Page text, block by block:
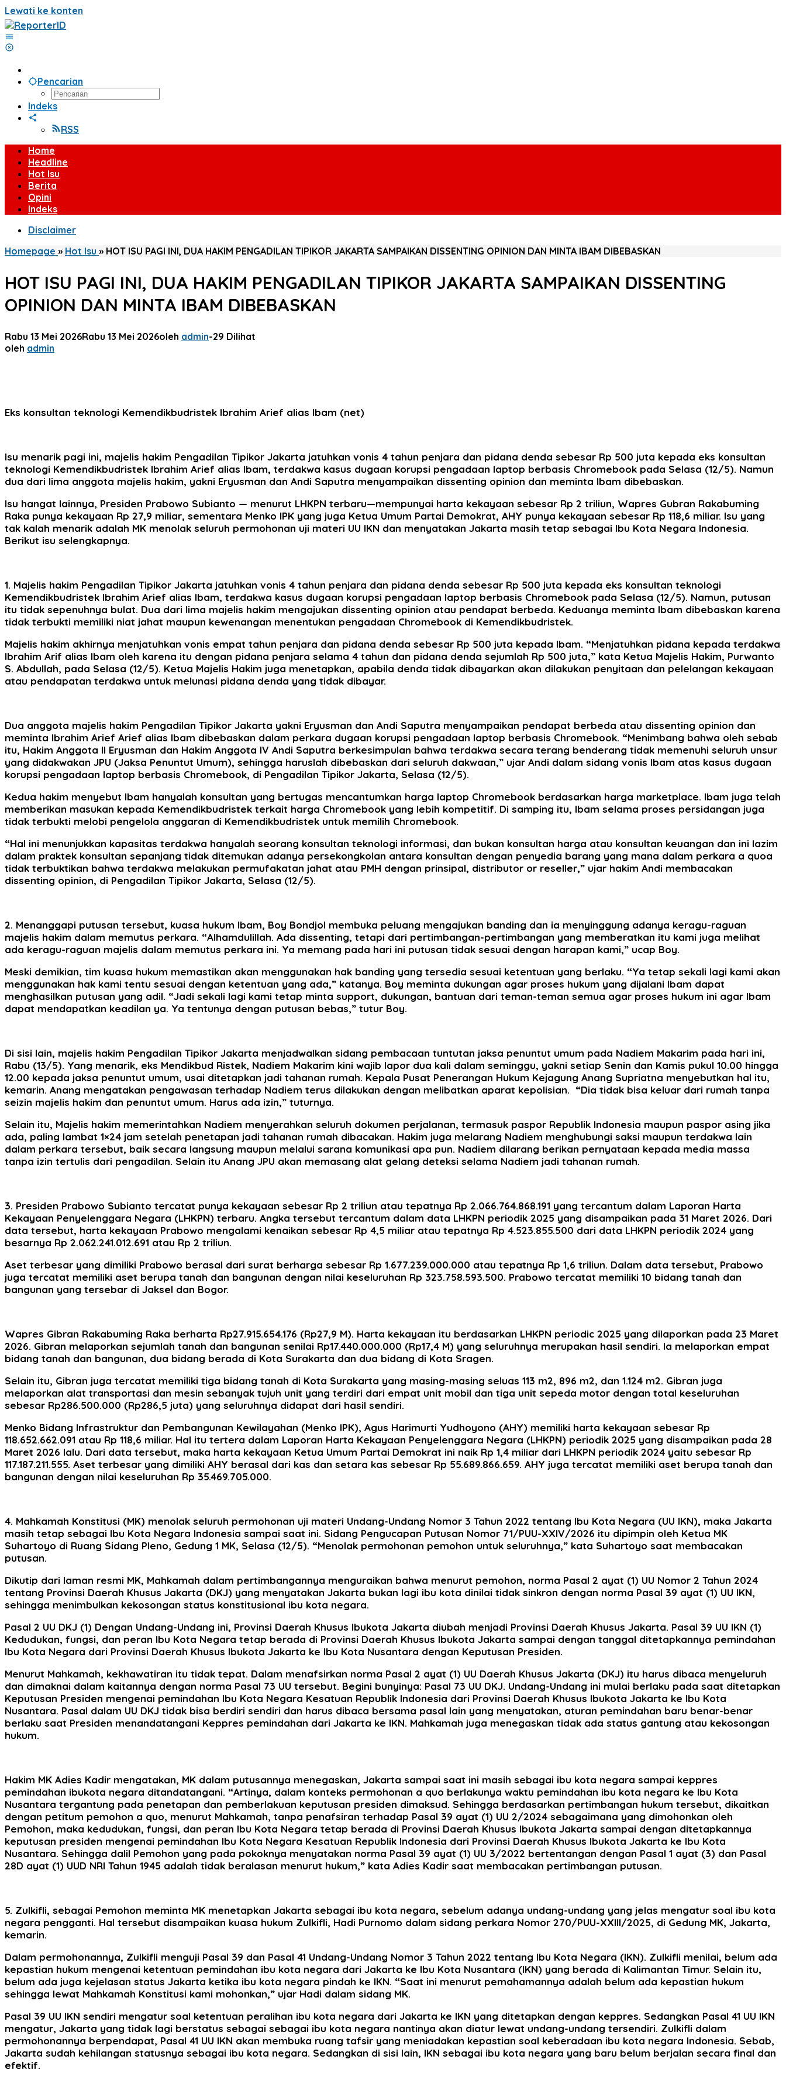
Lewati ke konten
Pencarian
Indeks
RSS
Home
Headline
Hot Isu
Berita
Opini
Indeks
Disclaimer
Homepage » Hot Isu » HOT ISU PAGI INI, DUA HAKIM PENGADILAN TIPIKOR JAKARTA SAMPAIKAN DISSENTING OPINION DAN MINTA IBAM DIBEBASKAN
HOT ISU PAGI INI, DUA HAKIM PENGADILAN TIPIKOR JAKARTA SAMPAIKAN DISSENTING
OPINION DAN MINTA IBAM DIBEBASKAN
Rabu 13 Mei 2026Rabu 13 Mei 2026oleh admin-29 Dilihat
oleh admin
Eks konsultan teknologi Kemendikbudristek Ibrahim Arief alias Ibam (net)
Isu menarik pagi ini, majelis hakim Pengadilan Tipikor Jakarta jatuhkan vonis 4 tahun penjara dan pidana denda sebesar Rp 500 juta kepada eks konsultan
teknologi Kemendikbudristek Ibrahim Arief alias Ibam, terdakwa kasus dugaan korupsi pengadaan laptop berbasis Chromebook pada Selasa (12/5). Namun
dua dari lima anggota majelis hakim, yakni Eryusman dan Andi Saputra menyampaikan dissenting opinion dan meminta Ibam dibebaskan.
Isu hangat lainnya, Presiden Prabowo Subianto — menurut LHKPN terbaru—mempunyai harta kekayaan sebesar Rp 2 triliun, Wapres Gubran Rakabuming
Raka punya kekayaan Rp 27,9 miliar, sementara Menko IPK yang juga Ketua Umum Partai Demokrat, AHY punya kekayaan sebesar Rp 118,6 miliar. Isu yang
tak kalah menarik adalah MK menolak seluruh permohonan uji materi UU IKN dan menyatakan Jakarta masih tetap sebagai Ibu Kota Negara Indonesia.
Berikut isu selengkapnya.
1. Majelis hakim Pengadilan Tipikor Jakarta jatuhkan vonis 4 tahun penjara dan pidana denda sebesar Rp 500 juta kepada eks konsultan teknologi
Kemendikbudristek Ibrahim Arief alias Ibam, terdakwa kasus dugaan korupsi pengadaan laptop berbasis Chromebook pada Selasa (12/5). Namun, putusan
itu tidak sepenuhnya bulat. Dua dari lima majelis hakim mengajukan dissenting opinion atau pendapat berbeda. Keduanya meminta Ibam dibebaskan karena
tidak terbukti memiliki niat jahat maupun kewenangan menentukan pengadaan Chromebook di Kemendikbudristek.
Majelis hakim akhirnya menjatuhkan vonis empat tahun penjara dan pidana denda sebesar Rp 500 juta kepada Ibam. “Menjatuhkan pidana kepada terdakwa
Ibrahim Arif alias Ibam oleh karena itu dengan pidana penjara selama 4 tahun dan pidana denda sejumlah Rp 500 juta,” kata Ketua Majelis Hakim, Purwanto
S. Abdullah, pada Selasa (12/5). Ketua Majelis Hakim juga menetapkan, apabila denda tidak dibayarkan akan dilakukan penyitaan dan pelelangan kekayaan
atau pendapatan terdakwa untuk melunasi pidana denda yang tidak dibayar.
Dua anggota majelis hakim Pengadilan Tipikor Jakarta yakni Eryusman dan Andi Saputra menyampaikan pendapat berbeda atau dissenting opinion dan
meminta Ibrahim Arief Arief alias Ibam dibebaskan dalam perkara dugaan korupsi pengadaan laptop berbasis Chromebook. “Menimbang bahwa oleh sebab
itu, Hakim Anggota II Eryusman dan Hakim Anggota IV Andi Saputra berkesimpulan bahwa terdakwa secara terang benderang tidak memenuhi seluruh unsur
yang didakwakan JPU (Jaksa Penuntut Umum), sehingga haruslah dibebaskan dari seluruh dakwaan,” ujar Andi dalam sidang vonis Ibam atas kasus dugaan
korupsi pengadaan laptop berbasis Chromebook, di Pengadilan Tipikor Jakarta, Selasa (12/5).
Kedua hakim menyebut Ibam hanyalah konsultan yang bertugas mencantumkan harga laptop Chromebook berdasarkan harga marketplace. Ibam juga telah
memberikan masukan kepada Kemendikbudristek terkait harga Chromebook yang lebih kompetitif. Di samping itu, Ibam selama proses persidangan juga
tidak terbukti melobi pengelola anggaran di Kemendikbudristek untuk memilih Chromebook.
“Hal ini menunjukkan kapasitas terdakwa hanyalah seorang konsultan teknologi informasi, dan bukan konsultan harga atau konsultan keuangan dan ini lazim
dalam praktek konsultan sepanjang tidak ditemukan adanya persekongkolan antara konsultan dengan penyedia barang yang mana dalam perkara a quoa
tidak terbuktikan bahwa terdakwa melakukan permufakatan jahat atau PMH dengan prinsipal, distributor or reseller,” ujar hakim Andi membacakan
dissenting opinion, di Pengadilan Tipikor Jakarta, Selasa (12/5).
2. Menanggapi putusan tersebut, kuasa hukum Ibam, Boy Bondjol membuka peluang mengajukan banding dan ia menyinggung adanya keragu-raguan
majelis hakim dalam memutus perkara. “Alhamdulillah. Ada dissenting, tetapi dari pertimbangan-pertimbangan yang memberatkan itu kami juga melihat
ada keragu-raguan majelis dalam memutus perkara ini. Ya memang pada hari ini putusan tidak sesuai dengan harapan kami,” ucap Boy.
Meski demikian, tim kuasa hukum memastikan akan menggunakan hak banding yang tersedia sesuai ketentuan yang berlaku. “Ya tetap sekali lagi kami akan
menggunakan hak kami tentu sesuai dengan ketentuan yang ada,” katanya. Boy meminta dukungan agar proses hukum yang dijalani Ibam dapat
menghasilkan putusan yang adil. “Jadi sekali lagi kami tetap minta support, dukungan, bantuan dari teman-teman semua agar proses hukum ini agar Ibam
dapat mendapatkan keadilan ya. Ya tentunya dengan putusan bebas,” tutur Boy.
Di sisi lain, majelis hakim Pengadilan Tipikor Jakarta menjadwalkan sidang pembacaan tuntutan jaksa penuntut umum pada Nadiem Makarim pada hari ini,
Rabu (13/5). Yang menarik, eks Mendikbud Ristek, Nadiem Makarim kini wajib lapor dua kali dalam seminggu, yakni setiap Senin dan Kamis pukul 10.00 hingga
12.00 kepada jaksa penuntut umum, usai ditetapkan jadi tahanan rumah. Kepala Pusat Penerangan Hukum Kejagung Anang Supriatna menyebutkan hal itu,
kemarin. Anang mengatakan pengawasan terhadap Nadiem terus dilakukan dengan melibatkan aparat kepolisian. “Dia tidak bisa keluar dari rumah tanpa
seizin majelis hakim dan penuntut umum. Harus ada izin,” tuturnya.
Selain itu, Majelis hakim memerintahkan Nadiem menyerahkan seluruh dokumen perjalanan, termasuk paspor Republik Indonesia maupun paspor asing jika
ada, paling lambat 1×24 jam setelah penetapan jadi tahanan rumah dibacakan. Hakim juga melarang Nadiem menghubungi saksi maupun terdakwa lain
dalam perkara tersebut, baik secara langsung maupun melalui sarana komunikasi apa pun. Nadiem dilarang berikan pernyataan kepada media massa
tanpa izin tertulis dari pengadilan. Selain itu Anang JPU akan memasang alat gelang deteksi selama Nadiem jadi tahanan rumah.
3. Presiden Prabowo Subianto tercatat punya kekayaan sebesar Rp 2 triliun atau tepatnya Rp 2.066.764.868.191 yang tercantum dalam Laporan Harta
Kekayaan Penyelenggara Negara (LHKPN) terbaru. Angka tersebut tercantum dalam data LHKPN periodik 2025 yang disampaikan pada 31 Maret 2026. Dari
data tersebut, harta kekayaan Prabowo mengalami kenaikan sebesar Rp 4,5 miliar atau tepatnya Rp 4.523.855.500 dari data LHKPN periodik 2024 yang
besarnya Rp 2.062.241.012.691 atau Rp 2 triliun.
Aset terbesar yang dimiliki Prabowo berasal dari surat berharga sebesar Rp 1.677.239.000.000 atau tepatnya Rp 1,6 triliun. Dalam data tersebut, Prabowo
juga tercatat memiliki aset berupa tanah dan bangunan dengan nilai keseluruhan Rp 323.758.593.500. Prabowo tercatat memiliki 10 bidang tanah dan
bangunan yang tersebar di Jaksel dan Bogor.
Wapres Gibran Rakabuming Raka berharta Rp27.915.654.176 (Rp27,9 M). Harta kekayaan itu berdasarkan LHKPN periodic 2025 yang dilaporkan pada 23 Maret
2026. Gibran melaporkan sejumlah tanah dan bangunan senilai Rp17.440.000.000 (Rp17,4 M) yang seluruhnya merupakan hasil sendiri. Ia melaporkan empat
bidang tanah dan bangunan, dua bidang berada di Kota Surakarta dan dua bidang di Kota Sragen.
Selain itu, Gibran juga tercatat memiliki tiga bidang tanah di Kota Surakarta yang masing-masing seluas 113 m2, 896 m2, dan 1.124 m2. Gibran juga
melaporkan alat transportasi dan mesin sebanyak tujuh unit yang terdiri dari empat unit mobil dan tiga unit sepeda motor dengan total keseluruhan
sebesar Rp286.500.000 (Rp286,5 juta) yang seluruhnya didapat dari hasil sendiri.
Menko Bidang Infrastruktur dan Pembangunan Kewilayahan (Menko IPK), Agus Harimurti Yudhoyono (AHY) memiliki harta kekayaan sebesar Rp
118.652.662.091 atau Rp 118,6 miliar. Hal itu tertera dalam Laporan Harta Kekayaan Penyelenggara Negara (LHKPN) periodik 2025 yang disampaikan pada 28
Maret 2026 lalu. Dari data tersebut, maka harta kekayaan Ketua Umum Partai Demokrat ini naik Rp 1,4 miliar dari LHKPN periodik 2024 yaitu sebesar Rp
117.187.211.555. Aset terbesar yang dimiliki AHY berasal dari kas dan setara kas sebesar Rp 55.689.866.659. AHY juga tercatat memiliki aset berupa tanah dan
bangunan dengan nilai keseluruhan Rp 35.469.705.000.
4. Mahkamah Konstitusi (MK) menolak seluruh permohonan uji materi Undang-Undang Nomor 3 Tahun 2022 tentang Ibu Kota Negara (UU IKN), maka Jakarta
masih tetap sebagai Ibu Kota Negara Indonesia sampai saat ini. Sidang Pengucapan Putusan Nomor 71/PUU-XXIV/2026 itu dipimpin oleh Ketua MK
Suhartoyo di Ruang Sidang Pleno, Gedung 1 MK, Selasa (12/5). “Menolak permohonan pemohon untuk seluruhnya,” kata Suhartoyo saat membacakan
putusan.
Dikutip dari laman resmi MK, Mahkamah dalam pertimbangannya menguraikan bahwa menurut pemohon, norma Pasal 2 ayat (1) UU Nomor 2 Tahun 2024
tentang Provinsi Daerah Khusus Jakarta (DKJ) yang menyatakan Jakarta bukan lagi ibu kota dinilai tidak sinkron dengan norma Pasal 39 ayat (1) UU IKN,
sehingga menimbulkan kekosongan status konstitusional ibu kota negara.
Pasal 2 UU DKJ (1) Dengan Undang-Undang ini, Provinsi Daerah Khusus Ibukota Jakarta diubah menjadi Provinsi Daerah Khusus Jakarta. Pasal 39 UU IKN (1)
Kedudukan, fungsi, dan peran Ibu Kota Negara tetap berada di Provinsi Daerah Khusus Ibukota Jakarta sampai dengan tanggal ditetapkannya pemindahan
Ibu Kota Negara dari Provinsi Daerah Khusus Ibukota Jakarta ke Ibu Kota Nusantara dengan Keputusan Presiden.
Menurut Mahkamah, kekhawatiran itu tidak tepat. Dalam menafsirkan norma Pasal 2 ayat (1) UU Daerah Khusus Jakarta (DKJ) itu harus dibaca menyeluruh
dan dimaknai dalam kaitannya dengan norma Pasal 73 UU tersebut. Begini bunyinya: Pasal 73 UU DKJ. Undang-Undang ini mulai berlaku pada saat ditetapkan
Keputusan Presiden mengenai pemindahan lbu Kota Negara Kesatuan Republik Indonesia dari Provinsi Daerah Khusus Ibukota Jakarta ke Ibu Kota
Nusantara. Pasal dalam UU DKJ tidak bisa berdiri sendiri dan harus dibaca bersama pasal lain yang menyatakan, aturan pemindahan baru benar-benar
berlaku saat Presiden menandatangani Keppres pemindahan dari Jakarta ke IKN. Mahkamah juga menegaskan tidak ada status gantung atau kekosongan
hukum.
Hakim MK Adies Kadir mengatakan, MK dalam putusannya menegaskan, Jakarta sampai saat ini masih sebagai ibu kota negara sampai keppres
pemindahan ibukota negara ditandatangani. “Artinya, dalam konteks permohonan a quo berlakunya waktu pemindahan ibu kota negara ke Ibu Kota
Nusantara tergantung pada penetapan dan pemberlakuan keputusan presiden dimaksud. Sehingga berdasarkan pertimbangan hukum tersebut, dikaitkan
dengan petitum pemohon a quo, menurut Mahkamah, tanpa penafsiran terhadap Pasal 39 ayat (1) UU 2/2024 sebagaimana yang dimohonkan oleh
Pemohon, maka kedudukan, fungsi, dan peran Ibu Kota Negara tetap berada di Provinsi Daerah Khusus Ibukota Jakarta sampai dengan ditetapkannya
keputusan presiden mengenai pemindahan Ibu Kota Negara Kesatuan Republik Indonesia dari Provinsi Daerah Khusus Ibukota Jakarta ke Ibu Kota
Nusantara. Sehingga dalil Pemohon yang pada pokoknya menyatakan norma Pasal 39 ayat (1) UU 3/2022 bertentangan dengan Pasal 1 ayat (3) dan Pasal
28D ayat (1) UUD NRI Tahun 1945 adalah tidak beralasan menurut hukum,” kata Adies Kadir saat membacakan pertimbangan putusan.
5. Zulkifli, sebagai Pemohon meminta MK menetapkan Jakarta sebagai ibu kota negara, sebelum adanya undang-undang yang jelas mengatur soal ibu kota
negara pengganti. Hal tersebut disampaikan kuasa hukum Zulkifli, Hadi Purnomo dalam sidang perkara Nomor 270/PUU-XXIII/2025, di Gedung MK, Jakarta,
kemarin.
Dalam permohonannya, Zulkifli menguji Pasal 39 dan Pasal 41 Undang-Undang Nomor 3 Tahun 2022 tentang Ibu Kota Negara (IKN). Zulkifli menilai, belum ada
kepastian hukum mengenai ketentuan pemindahan ibu kota negara dari Jakarta ke Ibu Kota Nusantara (IKN) yang berada di Kalimantan Timur. Selain itu,
belum ada juga kejelasan status Jakarta ketika ibu kota negara pindah ke IKN. “Saat ini menurut pemahamannya adalah belum ada kepastian hukum
sehingga lewat Mahkamah Konstitusi kami mohonkan,” ujar Hadi dalam sidang MK.
Pasal 39 UU IKN sendiri mengatur soal ketentuan peralihan ibu kota negara dari Jakarta ke IKN yang ditetapkan dengan keppres. Sedangkan Pasal 41 UU IKN
mengatur, Jakarta yang tidak lagi berstatus sebagai sebagai ibu kota negara nantinya akan diatur lewat undang-undang tersendiri. Zulkifli dalam
permohonannya berpendapat, Pasal 41 UU IKN akan membuka ruang tafsir yang meniadakan kepastian soal keberadaan ibu kota negara Indonesia. Sebab,
Jakarta sudah kehilangan statusnya sebagai ibu kota negara. Sedangkan di sisi lain, IKN sebagai ibu kota negara yang baru belum berjalan secara final dan
efektif.